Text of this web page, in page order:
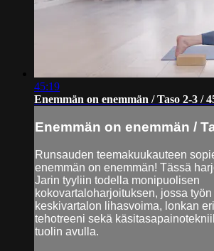
45:19
Enemmän on enemmän / Taso 2-3 /
Enemmän on enemmän /
Runsauden teemakuukauteen
enemmän on enemmän! Tässä
Jarin tyyliin todella monipuolisen
kokovartaloharjoituksen, jossa
keskivartalon lihasvoima, lonkan
tehotreeni sekä
tuolin avulla.